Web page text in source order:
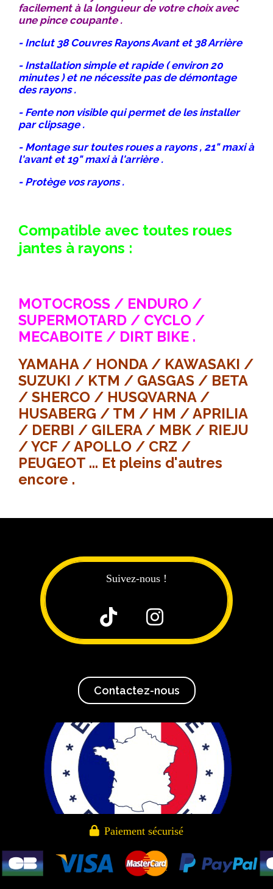
facilement à la longueur de votre choix avec
une pince coupante .
- Inclut 38 Couvres Rayons Avant et 38 Arrière
- Installation simple et rapide ( environ 20
minutes ) et ne nécessite pas de démontage
des rayons .
- Fente non visible qui permet de les installer
par clipsage .
- Montage sur toutes roues a rayons , 21" maxi à
l'avant et 19" maxi à l'arrière .
- Protège vos rayons .
Compatible avec toutes roues
jantes à rayons :
MOTOCROSS / ENDURO /
SUPERMOTARD / CYCLO /
MECABOITE / DIRT BIKE .
YAMAHA / HONDA / KAWASAKI /
SUZUKI / KTM / GASGAS / BETA
/ SHERCO / HUSQVARNA /
HUSABERG / TM / HM / APRILIA
/ DERBI / GILERA / MBK / RIEJU
/ YCF / APOLLO / CRZ /
PEUGEOT ... Et pleins d'autres
encore .
Suivez-nous !
 
Contactez-nous
 Paiement sécurisé